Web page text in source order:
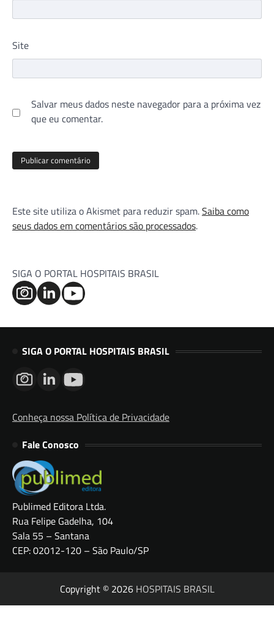
Site
Salvar meus dados neste navegador para a próxima vez
que eu comentar.
Este site utiliza o Akismet para reduzir spam.Saiba como
seus dados em comentários são processados.
SIGA O PORTAL HOSPITAIS BRASIL
SIGA O PORTAL HOSPITAIS BRASIL
Conheça nossa Política de Privacidade
Fale Conosco
Publimed Editora Ltda.
Rua Felipe Gadelha, 104
Sala 55 – Santana
CEP: 02012-120 – São Paulo/SP
Copyright © 2026 HOSPITAIS BRASIL